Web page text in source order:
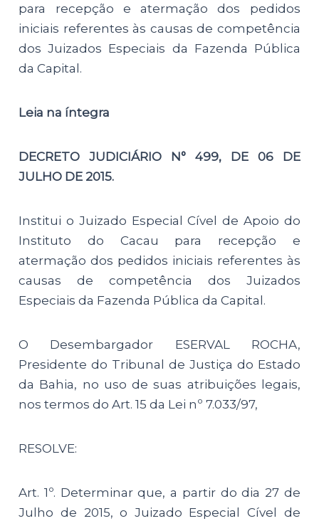
para recepção e atermação dos pedidos
iniciais referentes às causas de competência
dos Juizados Especiais da Fazenda Pública
da Capital.
Leia na íntegra
DECRETO JUDICIÁRIO N° 499, DE 06 DE
JULHO DE 2015.
Institui o Juizado Especial Cível de Apoio do
Instituto do Cacau para recepção e
atermação dos pedidos iniciais referentes às
causas de competência dos Juizados
Especiais da Fazenda Pública da Capital.
O Desembargador ESERVAL ROCHA,
Presidente do Tribunal de Justiça do Estado
da Bahia, no uso de suas atribuições legais,
nos termos do Art. 15 da Lei nº 7.033/97,
RESOLVE:
Art. 1º. Determinar que, a partir do dia 27 de
Julho de 2015, o Juizado Especial Cível de